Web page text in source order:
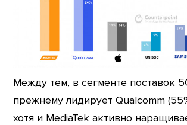
Между тем, в сегменте поставок
прежнему лидирует Qualcomm
хотя и MediaTek активно